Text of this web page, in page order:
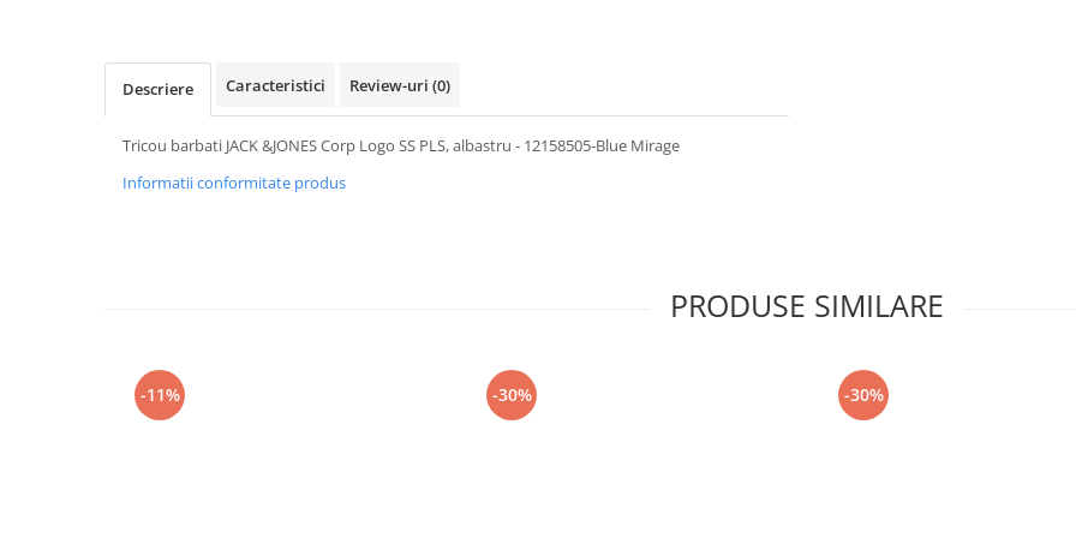
Descriere Caracteristici Review-uri (0)
Tricou barbati JACK &JONES Corp Logo SS PLS, albastru - 12158505-Blue Mirage
Informatii conformitate produs
PRODUSE SIMILARE
-11% -30% -30%